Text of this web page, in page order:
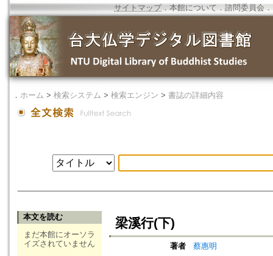
サイトマップ．本館について ． 諮問委員会 ．
． ホーム > 検索システム > 検索エンジン > 書誌の詳細内容
本文を読む
まだ本館にオーソラ
イズされていません
梁溪行(下)
著者
蔡惠明